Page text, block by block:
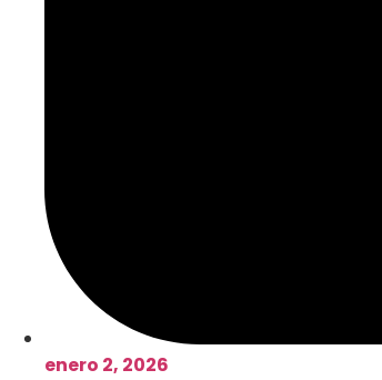
enero 2, 2026